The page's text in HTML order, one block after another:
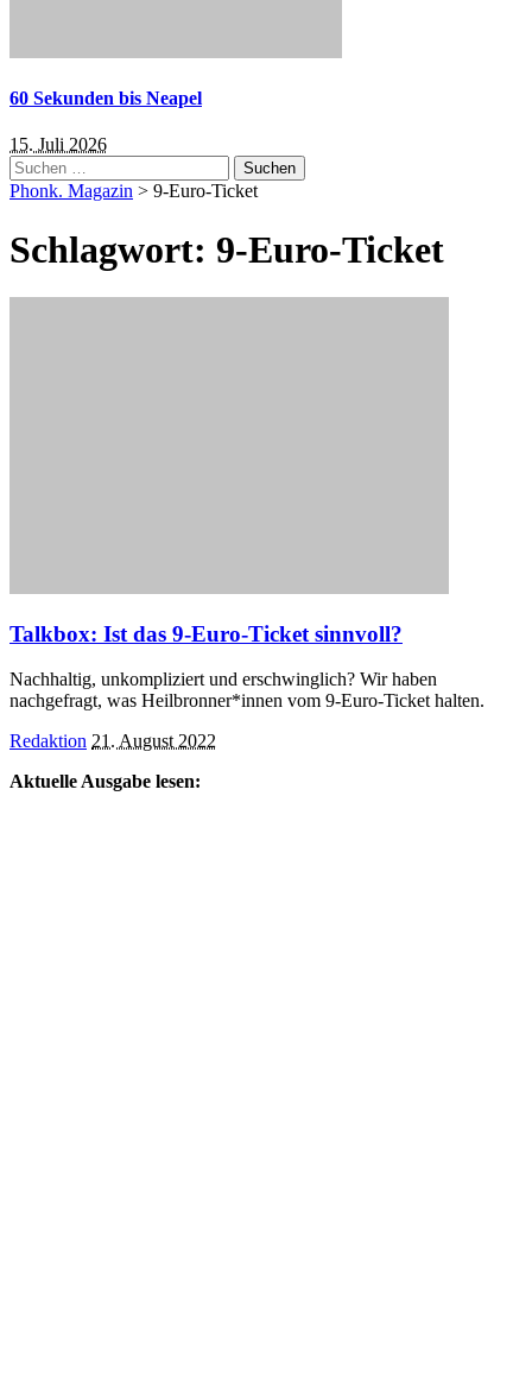
60 Sekunden bis Neapel
15. Juli 2026
Suchen
nach:
Phonk. Magazin > 9-Euro-Ticket
Schlagwort: 9-Euro-Ticket
Talkbox: Ist das 9-Euro-Ticket sinnvoll?
Nachhaltig, unkompliziert und erschwinglich? Wir haben
nachgefragt, was Heilbronner*innen vom 9-Euro-Ticket halten.
Posted
Redaktion 21. August 2022
Aktuelle Ausgabe lesen: